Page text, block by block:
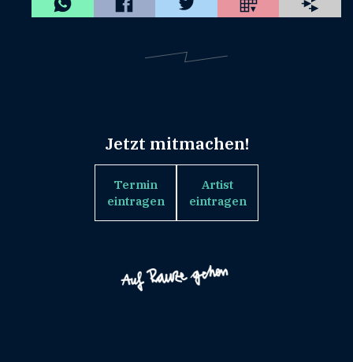
Jetzt mitmachen!
Termin
eintragen
Artist
eintragen